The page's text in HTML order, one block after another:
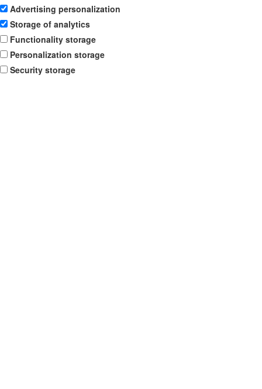
Advertising personalization
Storage of analytics
Functionality storage
Personalization storage
Security storage